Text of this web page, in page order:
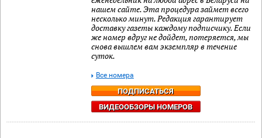
нашем сайте. Эта процедура займет всего
несколько минут. Редакция гарантирует
доставку газеты каждому подписчику. Если
же номер вдруг не дойдет, потеряется, мы
снова вышлем вам экземпляр в течение
суток.
ПОДПИСАТЬСЯ
ВИДЕООБЗОРЫ НОМЕРОВ
Все номера